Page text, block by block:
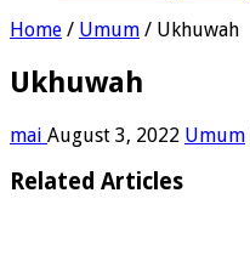
Home / Umum / Ukhuwah
Ukhuwah
mai August 3, 2022 Umum
Related Articles